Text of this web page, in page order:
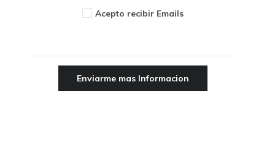
Acepto recibir Emails